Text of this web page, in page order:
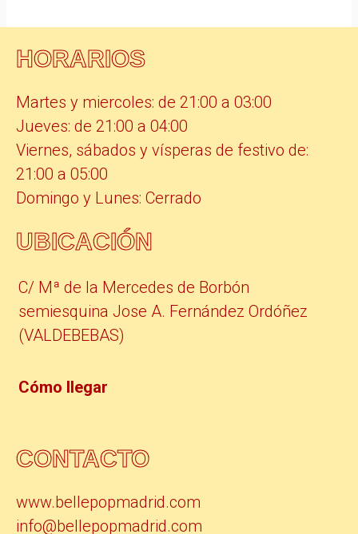
HORARIOS
Martes y miercoles: de 21:00 a 03:00
Jueves: de 21:00 a 04:00
Viernes, sábados y vísperas de festivo de:
21:00 a 05:00
Domingo y Lunes: Cerrado
UBICACIÓN
C/ Mª de la Mercedes de Borbón
semiesquina Jose A. Fernández Ordóñez
(VALDEBEBAS)
Cómo llegar
CONTACTO
www.bellepopmadrid.com
info@bellepopmadrid.com